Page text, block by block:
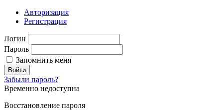
Авторизация
Регистрация
Логин
Пароль
Запомнить меня
Войти
Забыли пароль?
Временно недоступна
Восстановление пароля